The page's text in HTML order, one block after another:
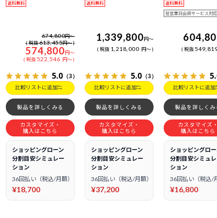
送料無料
674,800円～
税抜613,455円～
574,800円～
税抜522,546 円～
5.0 （3）
比較リストに追加
製品を詳しくみる
カスタマイズ・
購入はこちら
ショッピングローン
分割目安シミュレー
ション
36回払い（税込/月額）
¥18,700
送料無料
1,339,800円～
税抜 1,218,000 円～
5.0 （3）
比較リストに追加
製品を詳しくみる
カスタマイズ・
購入はこちら
ショッピングローン
分割目安シミュレー
ション
36回払い（税込/月額）
¥37,200
送料無料
翌営業日出荷サービス対応
税抜
比較リストに追加
製品を詳しくみ
カスタマイズ
購入はこちら
ショッピングロ
分割目安シミュ
ション
36回払い（税込/
¥16,800